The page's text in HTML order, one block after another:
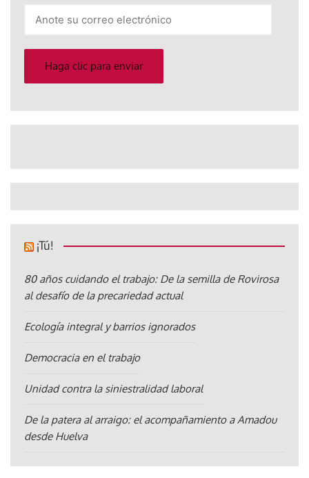
electrónico
Haga clic para enviar
¡Tú!
80 años cuidando el trabajo: De la semilla de Rovirosa
al desafío de la precariedad actual
Ecología integral y barrios ignorados
Democracia en el trabajo
Unidad contra la siniestralidad laboral
De la patera al arraigo: el acompañamiento a Amadou
desde Huelva